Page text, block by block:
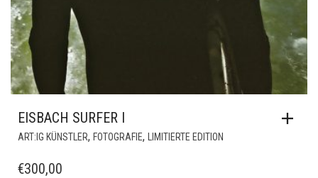
EISBACH SURFER I
ART:IG KÜNSTLER, FOTOGRAFIE, LIMITIERTE EDITION
€300,00